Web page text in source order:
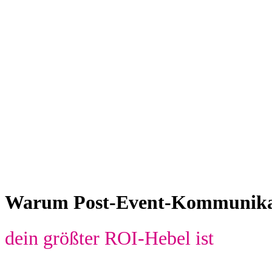
Warum Post-Event-
dein größter ROI-Hebel ist